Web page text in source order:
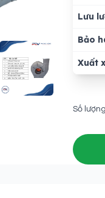
2GALLERY IMAGE 3
Lưu
Bảo
Xuất
Số